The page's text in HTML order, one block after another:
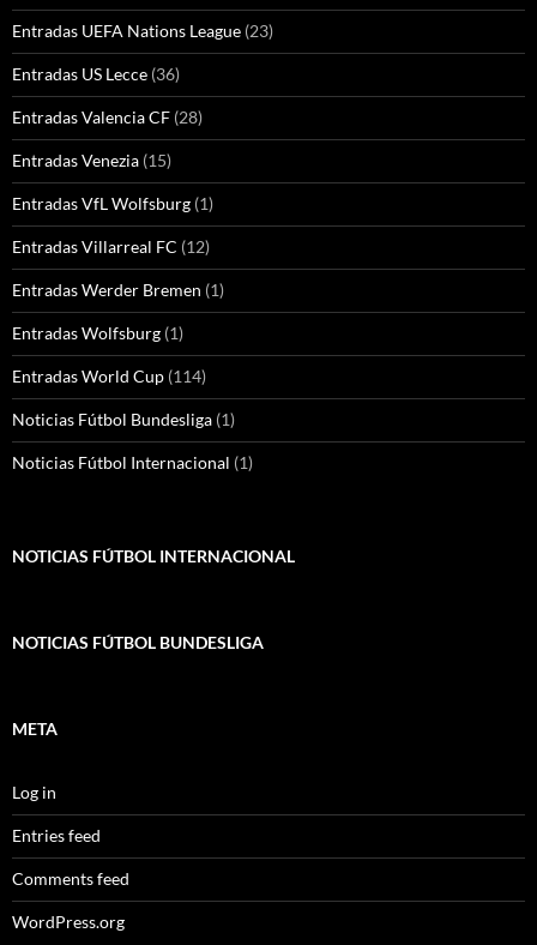
Entradas UEFA Nations League (23)
Entradas US Lecce (36)
Entradas Valencia CF (28)
Entradas Venezia (15)
Entradas VfL Wolfsburg (1)
Entradas Villarreal FC (12)
Entradas Werder Bremen (1)
Entradas Wolfsburg (1)
Entradas World Cup (114)
Noticias Fútbol Bundesliga (1)
Noticias Fútbol Internacional (1)
NOTICIAS FÚTBOL INTERNACIONAL
NOTICIAS FÚTBOL BUNDESLIGA
META
Log in
Entries feed
Comments feed
WordPress.org